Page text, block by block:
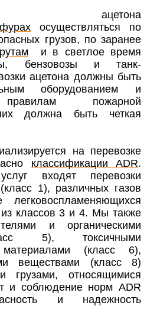
ацетона
фурах осуществляться по
грузов, по заранее
и в светлое время
бензовозы и танк-
ацетона должны быть
оборудованием и
правилам пожарной
должна быть четкая
на перевозке
классификации ADR.
входят перевозки
1), различных газов
классов 3 и 4. Мы также
и органическими
5), токсичными
(класс 6),
веществами (класс 8)
грузами, относящимися
и соблюдение норм ADR
и надежность